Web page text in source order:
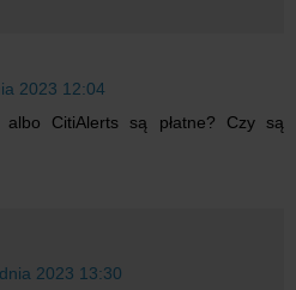
2023 12:04
albo CitiAlerts są płatne? Czy są
2023 13:30